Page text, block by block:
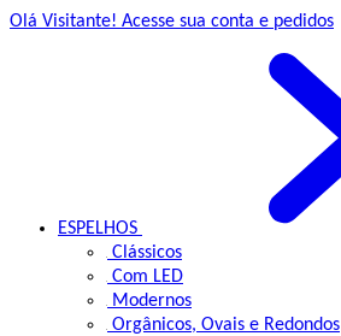
Olá Visitante! Acesse sua conta e pedidos
ESPELHOS
Clássicos
Com LED
Modernos
Orgânicos, Ovais e Redondos